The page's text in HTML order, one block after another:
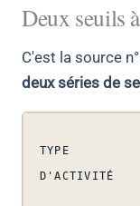
Deux seuils
C'est la source
deux séries de
TYPE
D'ACTIVITÉ